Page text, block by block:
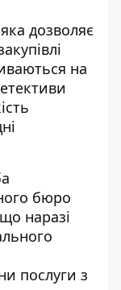
дозволяє
на
бюро
наразі
послуги з